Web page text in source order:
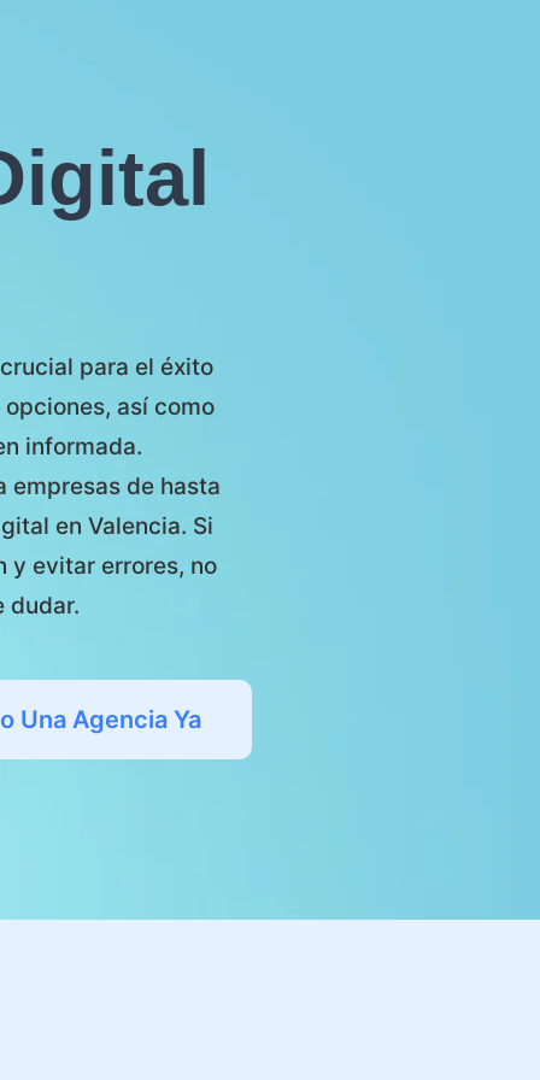
para el éxito
así como
informada.
empresas de hasta
en Valencia. Si
y evitar errores, no
dudar.
Una Agencia Ya